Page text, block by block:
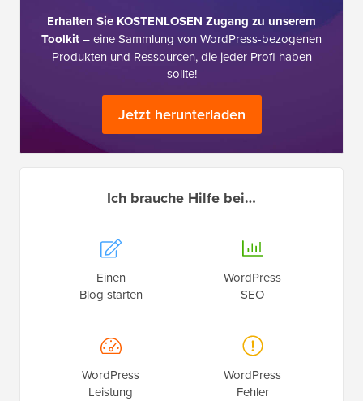
Erhalten Sie KOSTENLOSEN Zugang zu unserem
Toolkit– eine Sammlung von WordPress-bezogenen
Produkten und Ressourcen, die jeder Profi haben
sollte!
Jetzt herunterladen
Ich brauche Hilfe bei…
Einen
Blog starten
WordPress
SEO
WordPress
Leistung
WordPress
Fehler